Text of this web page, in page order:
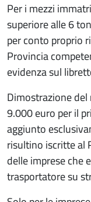
Per i mezzi
superiore alle 6
per conto proprio
Provincia
evidenza sul
Dimostrazione
9.000 euro per il
aggiunto
risultino iscritte al
delle imprese che
trasportatore su